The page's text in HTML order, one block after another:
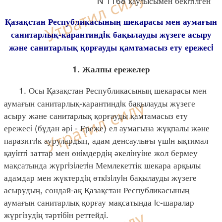
Қазақстан Республикасының шекарасы мен аумағын
санитарлық-карантиндiк бақылауды жүзеге асыру
және санитарлық қорғауды қамтамасыз ету ережесi
1. Жалпы ережелер
1. Осы Қазақстан Республикасының шекарасы мен
аумағын санитарлық-карантиндiк бақылауды жүзеге
асыру және санитарлық қорғауды қамтамасыз ету
ережесi (бұдан әрi - Ереже) ел аумағына жұқпалы және
паразиттiк аурулардың, адам денсаулығы үшiн ықтимал
қауiптi заттар мен өнiмдердiң әкелiнуiне жол бермеу
мақсатында жүргiзiлетiн Мемлекеттік шекара арқылы
адамдар мен жүктердiң өткiзiлуiн бақылауды жүзеге
асырудың, сондай-ақ Қазақстан Республикасының
аумағын санитарлық қорғау мақсатында iс-шаралар
жүргiзудiң тәртiбiн реттейдi.